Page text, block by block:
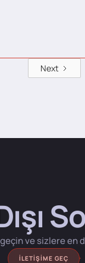
Next
ve sizlere en
İLETIŞIME GEÇ